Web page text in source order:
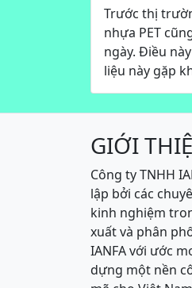
Trước thị
nhựa PET
ngày. Điều
liệu này gặp
GIỚI
Công ty TNHH
lập bởi các
kinh nghiệm
xuất và phân
IANFA với ước
dựng một nền